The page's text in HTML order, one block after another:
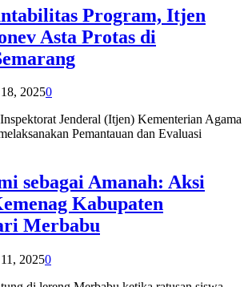
Program, Itjen
Asta Protas di
20250
Jenderal (Itjen) Kementerian Agama
Pemantauan dan Evaluasi
sebagai Amanah: Aksi
Kabupaten
Merbabu
20250